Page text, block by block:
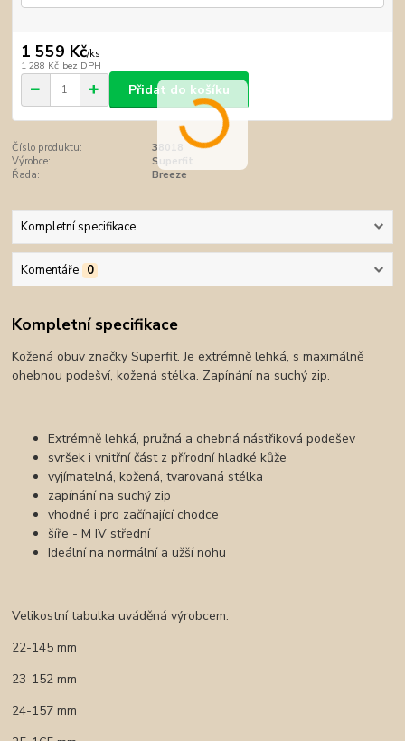
1 559 Kč/ks
1 288 Kč bez DPH
Přidat do košíku
Číslo produktu:
38018
Výrobce:
Superfit
Řada:
Breeze
Kompletní specifikace
Komentáře 0
Kompletní specifikace
Kožená obuv značky Superfit. Je extrémně lehká, s maximálně
ohebnou podešví, kožená stélka. Zapínání na suchý zip.
Extrémně lehká, pružná a ohebná nástřiková podešev
svršek i vnitřní část z přírodní hladké kůže
vyjímatelná, kožená, tvarovaná stélka
zapínání na suchý zip
vhodné i pro začínající chodce
šíře - M IV střední
Ideální na normální a užší nohu
Velikostní tabulka uváděná výrobcem:
22-145 mm
23-152 mm
24-157 mm